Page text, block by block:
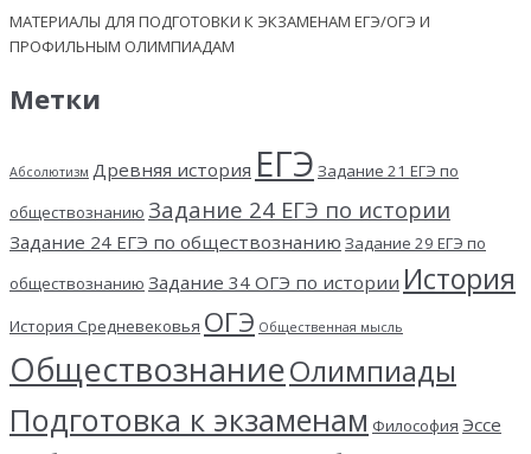
МАТЕРИАЛЫ ДЛЯ ПОДГОТОВКИ К ЭКЗАМЕНАМ ЕГЭ/ОГЭ И
ПРОФИЛЬНЫМ ОЛИМПИАДАМ
Метки
Абсолютизм Древняя история ЕГЭ Задание 21 ЕГЭ по
обществознанию Задание 24 ЕГЭ по истории
Задание 24 ЕГЭ по обществознанию Задание 29 ЕГЭ по
обществознанию Задание 34 ОГЭ по истории История
История Средневековья ОГЭ Общественная мысль
ОбществознаниеОлимпиады
Подготовка к экзаменам Философия Эссе